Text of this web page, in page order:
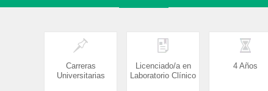
Carreras
Universitarias
Licenciado/a en
Laboratorio Clínico
4 Años